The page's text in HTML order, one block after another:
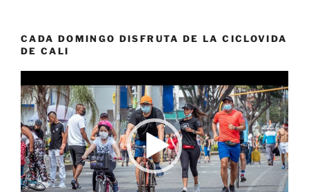
CADA DOMINGO DISFRUTA DE LA CICLOVIDA
DE CALI
de
vídeo